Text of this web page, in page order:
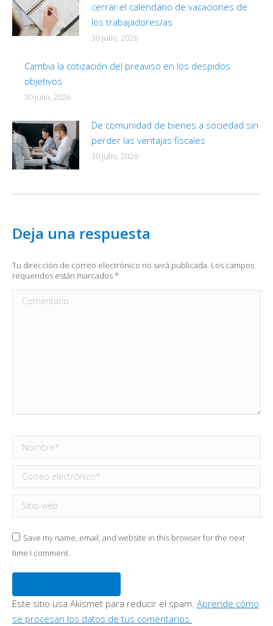
cerrar el calendario de vacaciones de
los trabajadores/as
30 julio, 2026
Cambia la cotización del preaviso en los despidos
objetivos
30 julio, 2026
De comunidad de bienes a sociedad sin
perder las ventajas fiscales
30 julio, 2026
Deja una respuesta
Tu dirección de correo electrónico no será publicada. Los campos
requeridos están marcados*
Comentario
Nombre *
Correo electrónico *
Sitio web
Save my name, email, and website in this browser for the next
time I comment.
Este sitio usa Akismet para reducir el spam. Aprende cómo
se procesan los datos de tus comentarios.